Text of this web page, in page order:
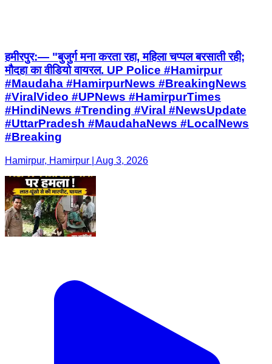
हमीरपुर:— "बुजुर्ग मना करता रहा, महिला चप्पल बरसाती रही;
मौदहा का वीडियो वायरल. UP Police #Hamirpur
#Maudaha #HamirpurNews #BreakingNews
#ViralVideo #UPNews #HamirpurTimes
#HindiNews #Trending #Viral #NewsUpdate
#UttarPradesh #MaudahaNews #LocalNews
#Breaking
Hamirpur, Hamirpur | Aug 3, 2026